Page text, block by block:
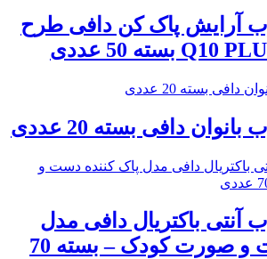
آرایش پاک کن دافی طرح
دافی بسته 20 عددی
باکتریال دافی مدل
پاک کننده دست و صورت کودک – بسته 70